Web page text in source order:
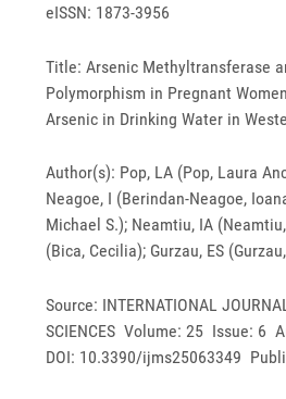
eISSN: 1873-3956
Title: Arsenic Methyltransferase
Polymorphism in Pregnant
Arsenic in Drinking Water in
Author(s): Pop, LA (Pop, Laura
Neagoe, I (Berindan-Neagoe,
Michael S.); Neamtiu, IA
(Bica, Cecilia); Gurzau, ES
Source: INTERNATIONAL
SCIENCES Volume: 25 Issue: 6
DOI: 10.3390/ijms25063349